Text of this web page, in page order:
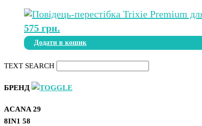
575 грн.
Додати в кошик
TEXT SEARCH
БРЕНД
ACANA29
8IN1 58